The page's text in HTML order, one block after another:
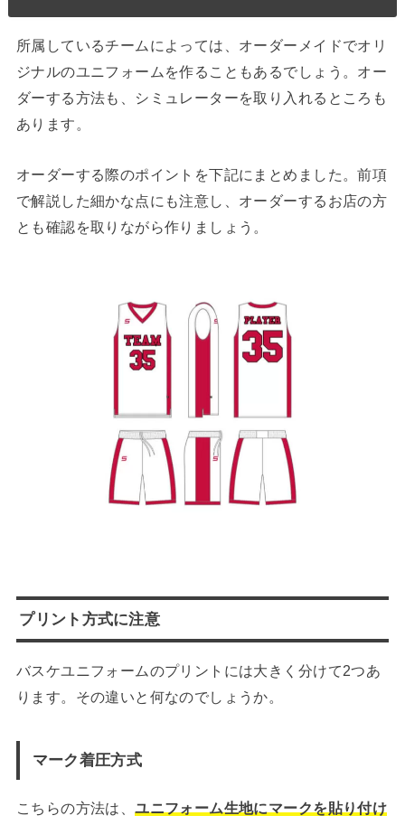
所属しているチームによっては、オーダーメイドでオリ
ジナルのユニフォームを作ることもあるでしょう。オー
ダーする方法も、シミュレーターを取り入れるところも
あります。
オーダーする際のポイントを下記にまとめました。前項
で解説した細かな点にも注意し、オーダーするお店の方
とも確認を取りながら作りましょう。
プリント方式に注意
バスケユニフォームのプリントには大きく分けて2つあ
ります。その違いと何なのでしょうか。
マーク着圧方式
こちらの方法は、ユニフォーム生地にマークを貼り付け